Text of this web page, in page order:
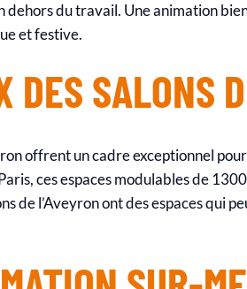
dehors du travail. Une animation
et festive.
DES SALONS
offrent un cadre exceptionnel
ces espaces modulables de
de l’Aveyron ont des espaces qui